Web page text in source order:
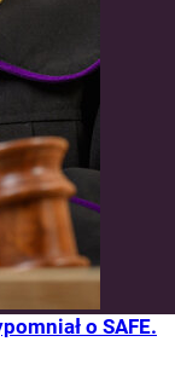
o SAFE.